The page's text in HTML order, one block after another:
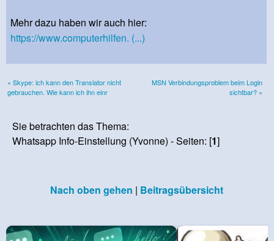
Mehr dazu haben wir auch hier:
https://www.computerhilfen. (...)
« Skype: ich kann den Translator nicht
gebrauchen. Wie kann ich ihn einr
MSN Verbindungsproblem beim Login
sichtbar? »
Sie betrachten das Thema:
Whatsapp Info-Einstellung (Yvonne) - Seiten: [1]
Nach oben gehen | Beitragsübersicht